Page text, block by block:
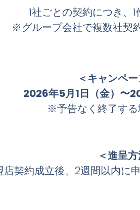
1社ごとの契約につき、1
※グループ会社で複数社契
＜キャンペ
2026年5月1日（金）〜
※予告なく終了す
＜進呈
店契約成立後、2週間以内に